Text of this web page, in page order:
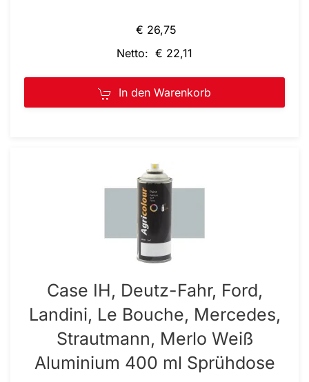
€ 26,75
Netto: € 22,11
In den Warenkorb
Case IH, Deutz-Fahr, Ford,
Landini, Le Bouche, Mercedes,
Strautmann, Merlo Weiß
Aluminium 400 ml Sprühdose